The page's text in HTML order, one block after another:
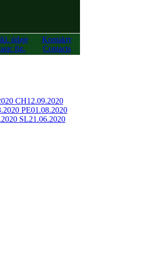
údaje
fig.
Kontakty
Contacts
CH12.09.2020
PE01.08.2020
SL21.06.2020